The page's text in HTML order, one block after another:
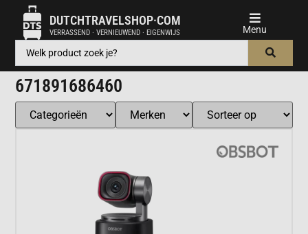
DUTCHTRAVELSHOP·COM
VERRASSEND · VERNIEUWEND · EIGENWIJS
671891686460